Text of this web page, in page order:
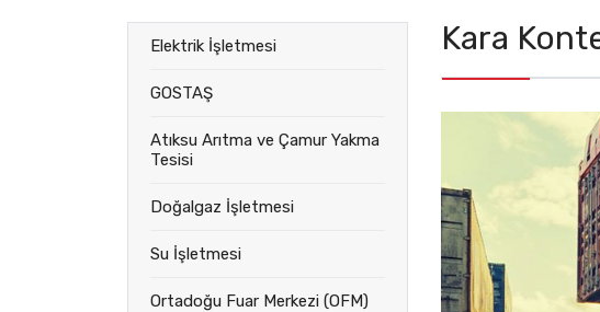
Elektrik İşletmesi
GOSTAŞ
Atıksu Arıtma ve Çamur Yakma
Tesisi
Doğalgaz İşletmesi
Su İşletmesi
Ortadoğu Fuar Merkezi (OFM)
Kara